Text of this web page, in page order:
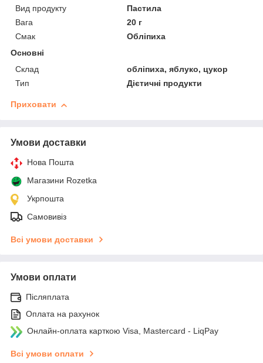
Вид продукту
Пастила
Вага
20 г
Смак
Обліпиха
Основні
Склад
обліпиха, яблуко, цукор
Тип
Дієтичні продукти
Приховати
Умови доставки
Нова Пошта
Магазини Rozetka
Укрпошта
Самовивіз
Всі умови доставки
Умови оплати
Післяплата
Оплата на рахунок
Онлайн-оплата карткою Visa, Mastercard - LiqPay
Всі умови оплати